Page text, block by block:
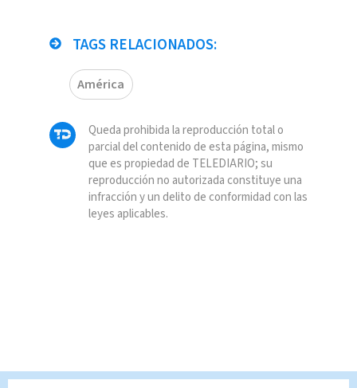
TAGS RELACIONADOS:
América
Queda prohibida la reproducción total o
parcial del contenido de esta página, mismo
que es propiedad de TELEDIARIO; su
reproducción no autorizada constituye una
infracción y un delito de conformidad con las
leyes aplicables.